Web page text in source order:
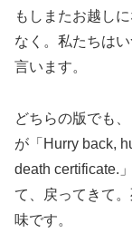
もしまたお越し
なく。私たちは
言います。
どちらの版でも
が「Hurry back,
death certificate.
て、戻ってきて
味です。